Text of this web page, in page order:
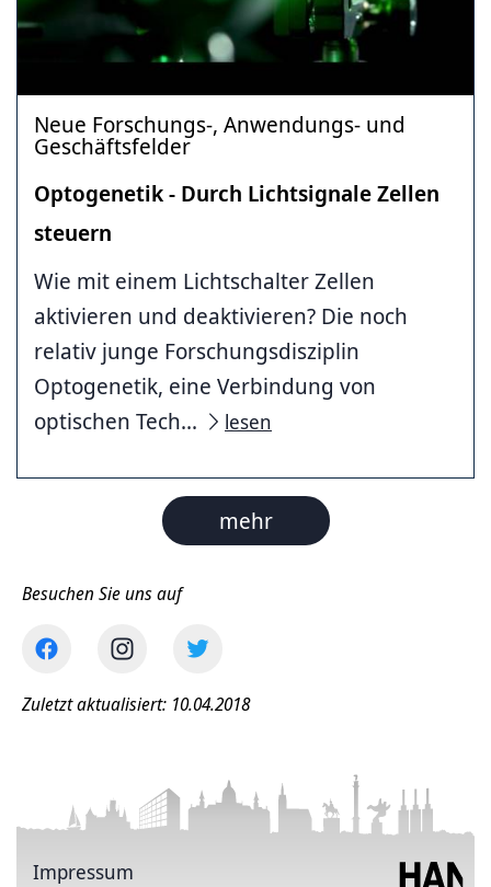
Neue Forschungs-, Anwendungs- und
Geschäftsfelder
Optogenetik - Durch Lichtsignale Zellen
steuern
Wie mit einem Lichtschalter Zellen
aktivieren und deaktivieren? Die noch
relativ junge Forschungsdisziplin
Optogenetik, eine Verbindung von
optischen Tech...
lesen
mehr
Besuchen Sie uns auf
Zuletzt aktualisiert: 10.04.2018
Impressum